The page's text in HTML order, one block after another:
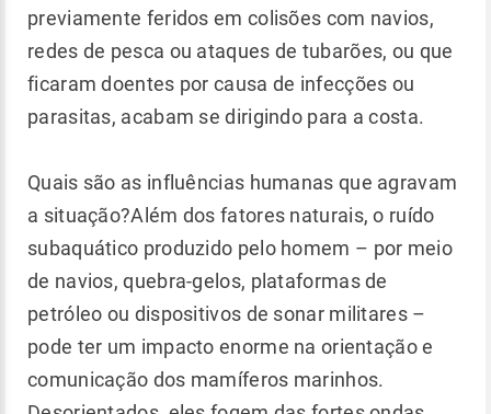
previamente feridos em colisões com navios,
redes de pesca ou ataques de tubarões, ou que
ficaram doentes por causa de infecções ou
parasitas, acabam se dirigindo para a costa.
Quais são as influências humanas que agravam
a situação?Além dos fatores naturais, o ruído
subaquático produzido pelo homem – por meio
de navios, quebra-gelos, plataformas de
petróleo ou dispositivos de sonar militares –
pode ter um impacto enorme na orientação e
comunicação dos mamíferos marinhos.